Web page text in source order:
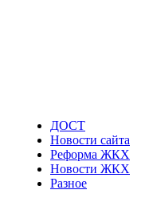
ДОСТ
Новости сайта
Реформа ЖКХ
Новости ЖКХ
Разное